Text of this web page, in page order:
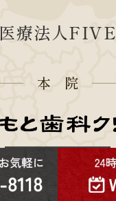
医療法人FIVE
本 院
WEBサイト